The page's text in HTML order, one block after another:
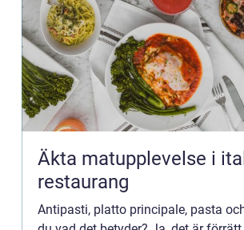
Äkta matupplevelse i
restaurang
Antipasti, platto principale, pasta